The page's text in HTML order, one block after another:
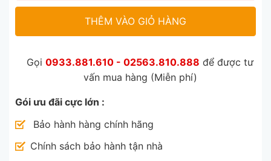
THÊM VÀO GIỎ HÀNG
Gọi 0933.881.610 - 02563.810.888 để được tư
vấn mua hàng (Miễn phí)
Gói ưu đãi cực lớn :
Bảo hành hàng chính hãng
Chính sách bảo hành tận nhà